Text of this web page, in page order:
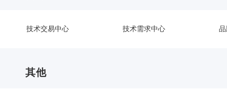
技术交易中心 技术需求中心
其他